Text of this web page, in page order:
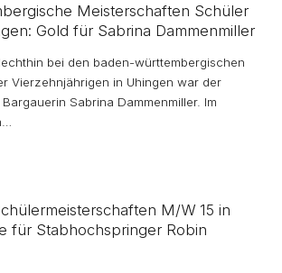
Meisterschaften Schüler
Gold für Sabrina Dammenmiller
bei den baden-württembergischen
Vierzehnjährigen in Uhingen war der
Sabrina Dammenmiller. Im
M/W 15 in
für Stabhochspringer Robin